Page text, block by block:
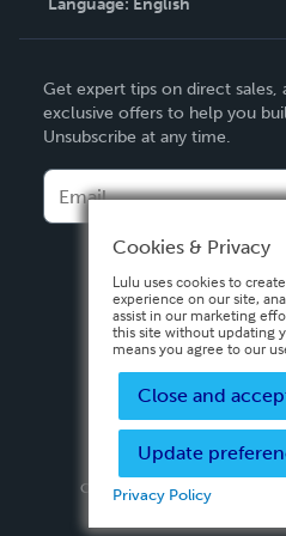
Contact Support
Language: English
Deutsch
Français
Español
Get expert tips on direct sales,
exclusive offers to help you
Unsubscribe at any time.
Privacy PolicyTerms
Copyright ©
2026 Lulu Press,
Cookies & Privacy
Lulu uses cookies to
experience on our site,
assist in our marketing
this site without updating
means you agree to our
Close and
Update
Privacy Policy